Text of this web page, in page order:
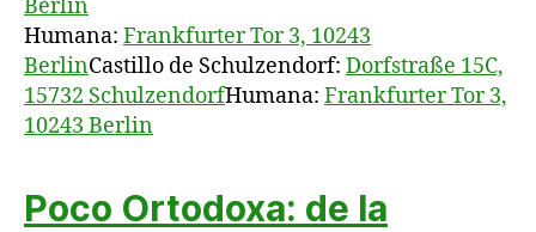
Berlin
Humana: Frankfurter Tor 3, 10243
BerlinCastillo de Schulzendorf: Dorfstraße 15C,
15732 SchulzendorfHumana: Frankfurter Tor 3,
10243 Berlin
Poco Ortodoxa: de la